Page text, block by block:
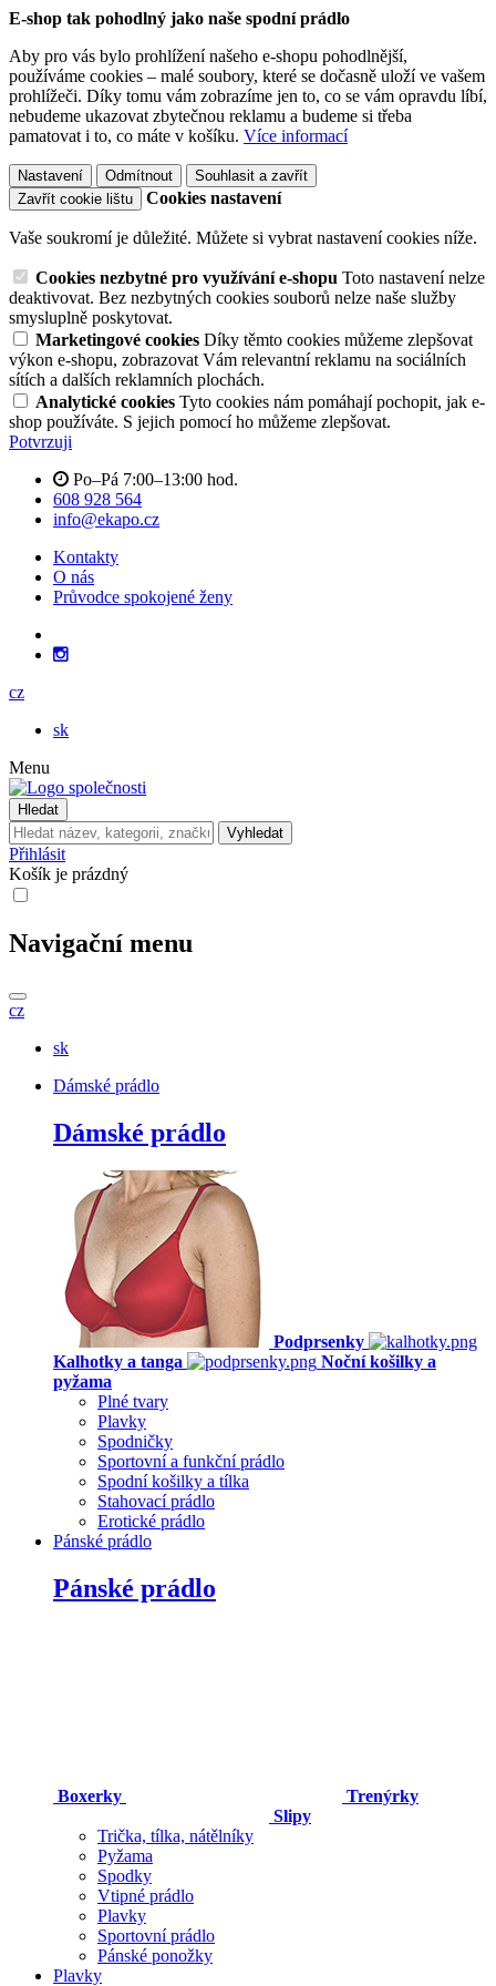
E-shop tak pohodlný jako naše spodní prádlo
Aby pro vás bylo prohlížení našeho e-shopu pohodlnější,
používáme cookies – malé soubory, které se dočasně uloží ve vašem
prohlížeči. Díky tomu vám zobrazíme jen to, co se vám opravdu líbí,
nebudeme ukazovat zbytečnou reklamu a budeme si třeba
pamatovat i to, co máte v košíku. Více informací
Nastavení Odmítnout
Souhlasit a zavřít
Zavřít cookie lištu
Cookies nastavení
Vaše soukromí je důležité. Můžete si vybrat nastavení cookies níže.
Cookies nezbytné pro využívání e-shopu Toto nastavení nelze
deaktivovat. Bez nezbytných cookies souborů nelze naše služby
smysluplně poskytovat.
Marketingové cookies Díky těmto cookies můžeme zlepšovat
výkon e-shopu, zobrazovat Vám relevantní reklamu na sociálních
sítích a dalších reklamních plochách.
Analytické cookies Tyto cookies nám pomáhají pochopit, jak e-
shop používáte. S jejich pomocí ho můžeme zlepšovat.
Potvrzuji
Po–Pá 7:00–13:00 hod.
608 928 564
info@ekapo.cz
Kontakty
O nás
Průvodce spokojené ženy
cz
sk
Menu
Hledat
Vyhledat
Přihlásit
Košík je prázdný
Navigační menu
cz
sk
Dámské prádlo
Dámské prádlo
Podprsenky
Kalhotky a tanga
Noční košilky a
pyžama
Plné tvary
Plavky
Spodničky
Sportovní a funkční prádlo
Spodní košilky a tílka
Stahovací prádlo
Erotické prádlo
Pánské prádlo
Pánské prádlo
Boxerky
Trenýrky
Slipy
Trička, tílka, nátělníky
Pyžama
Spodky
Vtipné prádlo
Plavky
Sportovní prádlo
Pánské ponožky
Plavky